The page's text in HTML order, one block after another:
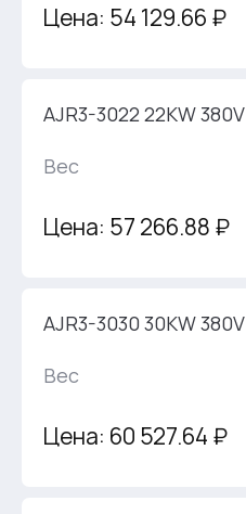
Цена: 54 129.66 ₽
AJR3-3022 22KW 380V
Вес
Цена: 57 266.88 ₽
AJR3-3030 30KW 380V
Вес
Цена: 60 527.64 ₽